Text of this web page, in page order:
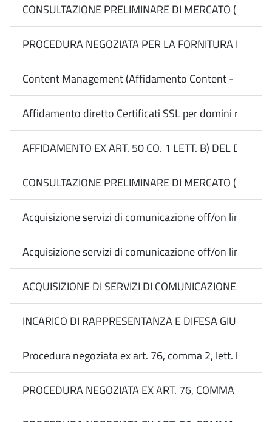
CONSULTAZIONE PRELIMINARE DI MERCATO
PROCEDURA NEGOZIATA PER LA FORNITURA DEL
Content Management (Affidamento Content - Sito) -
Affidamento diretto Certificati SSL per domini
AFFIDAMENTO EX ART. 50 CO. 1 LETT. B) DEL
CONSULTAZIONE PRELIMINARE DI MERCATO
Acquisizione servizi di comunicazione off/on line
Acquisizione servizi di comunicazione off/on line
ACQUISIZIONE DI SERVIZI DI COMUNICAZIONE ON
INCARICO DI RAPPRESENTANZA E DIFESA
Procedura negoziata ex art. 76, comma 2, lett. b) n.
PROCEDURA NEGOZIATA EX ART. 76, COMMA 2,